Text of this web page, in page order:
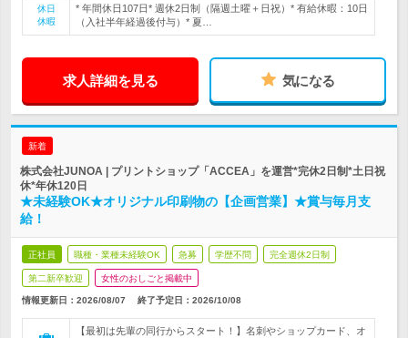
休日
休暇
* 年間休日107日* 週休2日制（隔週土曜＋日祝）* 有給休暇：10日
（入社半年経過後付与）* 夏…
求人詳細を見る 気になる
新着
株式会社JUNOA | プリントショップ「ACCEA」を運営*完休2日制*土日祝
休*年休120日
★未経験OK★オリジナル印刷物の【企画営業】★賞与毎月支
給！
正社員 職種・業種未経験OK 急募 学歴不問 完全週休2日制
第二新卒歓迎 女性のおしごと掲載中
情報更新日：2026/08/07 終了予定日： 2026/10/08
【最初は先輩の同行からスタート！】名刺やショップカード、オ